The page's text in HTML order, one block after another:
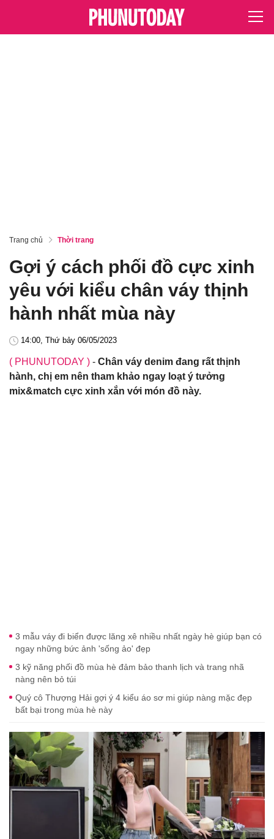
Trang chủ Thời trang
Gợi ý cách phối đồ cực xinh
yêu với kiểu chân váy thịnh
hành nhất mùa này
14:00, Thứ bảy 06/05/2023
( PHUNUTODAY ) - Chân váy denim đang rất thịnh
hành, chị em nên tham khảo ngay loạt ý tưởng
mix&match cực xinh xắn với món đồ này.
3 mẫu váy đi biển được lăng xê nhiều nhất ngày hè giúp bạn có
ngay những bức ảnh 'sống ảo' đẹp
3 kỹ năng phối đồ mùa hè đảm bảo thanh lịch và trang nhã
nàng nên bỏ túi
Quý cô Thượng Hải gợi ý 4 kiểu áo sơ mi giúp nàng mặc đẹp
bất bại trong mùa hè này